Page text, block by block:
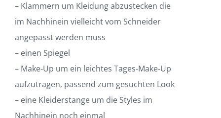
– Klammern um Kleidung abzustecken die
im Nachhinein vielleicht vom Schneider
angepasst werden muss
– einen Spiegel
– Make-Up um ein leichtes Tages-Make-Up
aufzutragen, passend zum gesuchten Look
– eine Kleiderstange um die Styles im
Nachhinein noch einmal